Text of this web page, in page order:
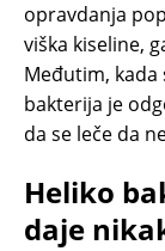
opravdanja
viška kiseline,
Međutim,
bakterija je
da se leče da
Heliko
daje